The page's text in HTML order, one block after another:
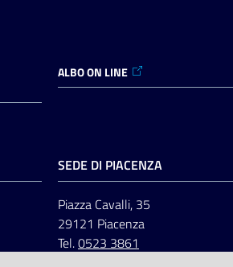
ALBO ON LINE
SEDE DI PIACENZA
Piazza Cavalli, 35
29121 Piacenza
Tel.0523 3861